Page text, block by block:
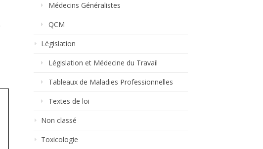
Médecins Généralistes
QCM
Législation
Législation et Médecine du Travail
Tableaux de Maladies Professionnelles
Textes de loi
Non classé
Toxicologie